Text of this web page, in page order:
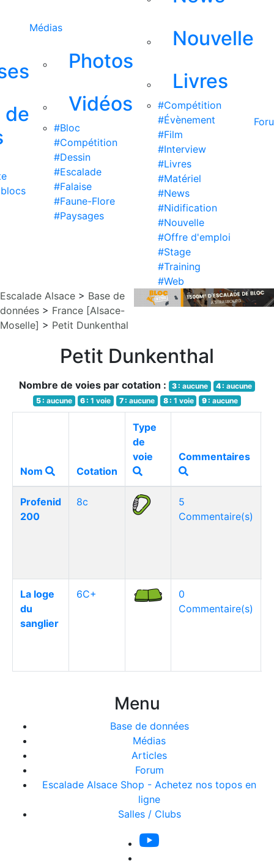
de
Médias
Photos
Vidéos
#Bloc
#Compétition
#Dessin
#Escalade
#Falaise
#Faune-Flore
#Paysages
Nouvelle
Livres
#Compétition
#Évènement
#Film
#Interview
#Livres
#Matériel
#News
#Nidification
#Nouvelle
#Offre d'emploi
#Stage
#Training
#Web
Escalade Alsace > Base de
données > France [Alsace-
Moselle] > Petit Dunkenthal
Petit Dunkenthal
Nombre de voies par cotation : 3 : aucune 4 : aucune
5 : aucune 6 : 1 voie 7 : aucune 8 : 1 voie 9 : aucune
Nom Cotation
Type
de
voie
Commentaires
Profenid
200
8c
5
Commentaire(s)
La loge
du
sanglier
6C+
0
Commentaire(s)
Menu
Base de données
Médias
Articles
Forum
Escalade Alsace Shop - Achetez nos topos en
ligne
Salles / Clubs